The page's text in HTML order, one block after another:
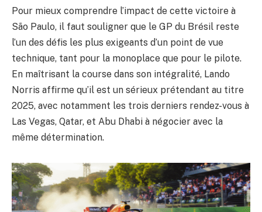
Pour mieux comprendre l’impact de cette victoire à
São Paulo, il faut souligner que le GP du Brésil reste
l’un des défis les plus exigeants d’un point de vue
technique, tant pour la monoplace que pour le pilote.
En maîtrisant la course dans son intégralité, Lando
Norris affirme qu’il est un sérieux prétendant au titre
2025, avec notamment les trois derniers rendez-vous à
Las Vegas, Qatar, et Abu Dhabi à négocier avec la
même détermination.